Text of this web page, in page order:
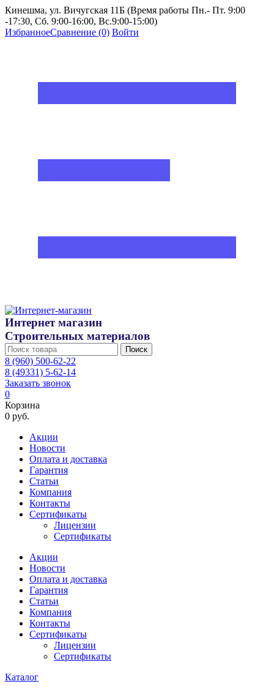
Кинешма, ул. Вичугская 11Б (Время работы Пн.- Пт. 9:00
-17:30, Сб. 9:00-16:00, Вс.9:00-15:00)
ИзбранноеСравнение (0) Войти
Интернет магазин
Строительных материалов
Поиск
8 (960) 500-62-22
8 (49331) 5-62-14
Заказать звонок
0
Корзина
0 руб.
Акции
Новости
Оплата и доставка
Гарантия
Статьи
Компания
Контакты
Сертификаты
Лицензии
Сертификаты
Акции
Новости
Оплата и доставка
Гарантия
Статьи
Компания
Контакты
Сертификаты
Лицензии
Сертификаты
Каталог